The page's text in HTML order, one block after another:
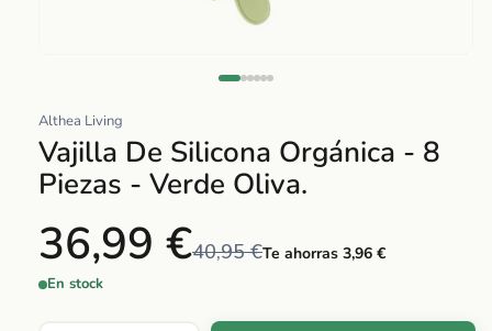
multimedia
1
en
una
modal
Althea Living
Vajilla De Silicona Orgánica - 8
Piezas - Verde Oliva.
36,99 €40,95 €Te ahorras 3,96 €
En stock